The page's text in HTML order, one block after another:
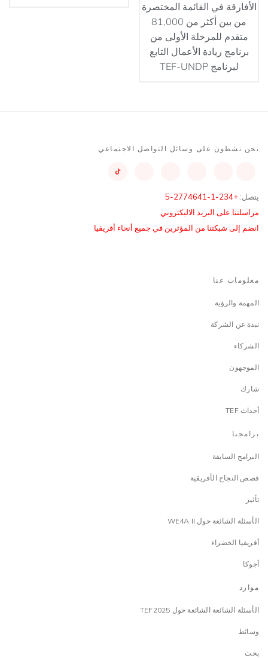
الأفارقة في القائمة المختصرة
من بين أكثر من 81,000
متقدم للمرحلة الأولى من
برنامج ريادة الأعمال التابع
لبرنامج TEF-UNDP
نحن نشطون على وسائل التواصل الاجتماعي
يتصل: +234-1-2774641-5
مراسلتنا على البريد الاليكتروني
انضم إلى شبكتنا من المؤثرين في جميع أنحاء أفريقيا
معلومات عنا
المهمة والرؤية
نبذة عن الشركة
الشركاء
الموجهون
شارك
أحداث TEF
برامجنا
البرامج السابقة
قصص النجاح الأفريقية
تأثير
الأسئلة الشائعة حول WE4A II
أفريقيا الخضراء
أجوكا
موارد
الأسئلة الشائعة الشائعة حول TEF2025
وسائط
بحث